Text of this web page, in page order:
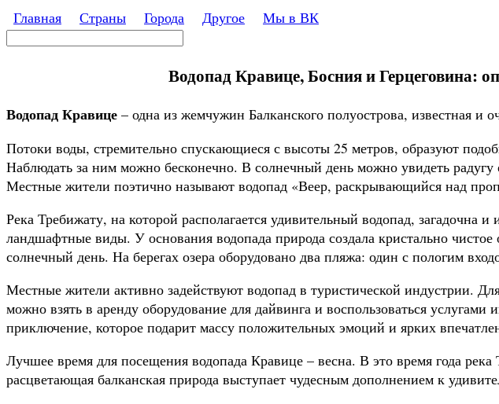
Перейти к основному содержанию
Главная Страны Города Другое Мы в ВК
Поиск
Водопад Кравице, Босния и Герцеговина:
Водопад Кравице – одна из жемчужин Балканского полуострова, известная и
Потоки воды, стремительно спускающиеся с высоты 25 метров, образуют
Наблюдать за ним можно бесконечно. В солнечный день можно увидеть
Местные жители поэтично называют водопад «Веер, раскрывающийся над
Река Требижату, на которой располагается удивительный водопад, загадочна
ландшафтные виды. У основания водопада природа создала кристально
солнечный день. На берегах озера оборудовано два пляжа: один с пологим
Местные жители активно задействуют водопад в туристической индустрии.
можно взять в аренду оборудование для дайвинга и воспользоваться
приключение, которое подарит массу положительных эмоций и ярких
Лучшее время для посещения водопада Кравице – весна. В это время года
расцветающая балканская природа выступает чудесным дополнением к